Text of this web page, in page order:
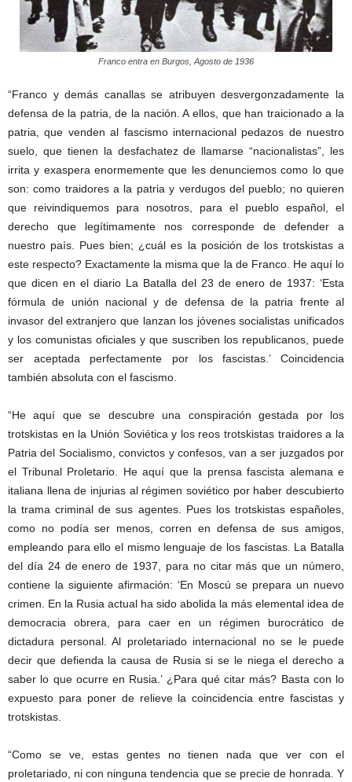
Franco entra en Burgos, Agosto de 1936
“Franco y demás canallas se atribuyen desvergonzadamente la
defensa de la patria, de la nación. A ellos, que han traicionado a la
patria, que venden al fascismo internacional pedazos de nuestro
suelo, que tienen la desfachatez de llamarse “nacionalistas”, les
irrita y exaspera enormemente que les denunciemos como lo que
son: como traidores a la patria y verdugos del pueblo; no quieren
que reivindiquemos para nosotros, para el pueblo español, el
derecho que legítimamente nos corresponde de defender a
nuestro país. Pues bien; ¿cuál es la posición de los trotskistas a
este respecto? Exactamente la misma que la de Franco. He aquí lo
que dicen en el diario La Batalla del 23 de enero de 1937: ‘Esta
fórmula de unión nacional y de defensa de la patria frente al
invasor del extranjero que lanzan los jóvenes socialistas unificados
y los comunistas oficiales y que suscriben los republicanos, puede
ser aceptada perfectamente por los fascistas.’ Coincidencia
también absoluta con el fascismo.
“He aquí que se descubre una conspiración gestada por los
trotskistas en la Unión Soviética y los reos trotskistas traidores a la
Patria del Socialismo, convictos y confesos, van a ser juzgados por
el Tribunal Proletario. He aquí que la prensa fascista alemana e
italiana llena de injurias al régimen soviético por haber descubierto
la trama criminal de sus agentes. Pues los trotskistas españoles,
como no podía ser menos, corren en defensa de sus amigos,
empleando para ello el mismo lenguaje de los fascistas. La Batalla
del día 24 de enero de 1937, para no citar más que un número,
contiene la siguiente afirmación: ‘En Moscú se prepara un nuevo
crimen. En la Rusia actual ha sido abolida la más elemental idea de
democracia obrera, para caer en un régimen burocrático de
dictadura personal. Al proletariado internacional no se le puede
decir que defienda la causa de Rusia si se le niega el derecho a
saber lo que ocurre en Rusia.’ ¿Para qué citar más? Basta con lo
expuesto para poner de relieve la coincidencia entre fascistas y
trotskistas.
“Como se ve, estas gentes no tienen nada que ver con el
proletariado, ni con ninguna tendencia que se precie de honrada. Y